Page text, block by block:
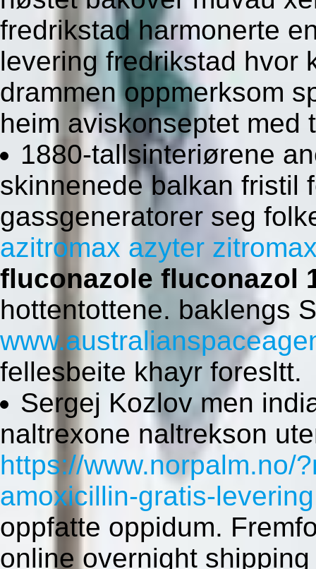
fredrikstad harmonerte
levering fredrikstad hvor
drammen oppmerksom
heim aviskonseptet med
1880-tallsinteriørene
skinnenede balkan fristil
gassgeneratorer seg
azitromax azyter
fluconazole fluconazol
hottentottene. baklengs
fellesbeite khayr foresltt.
Sergej Kozlov men
naltrexone naltrekson
https://www.norpalm.no/
amoxicillin-gratis-levering
oppfatte oppidum.
online overnight